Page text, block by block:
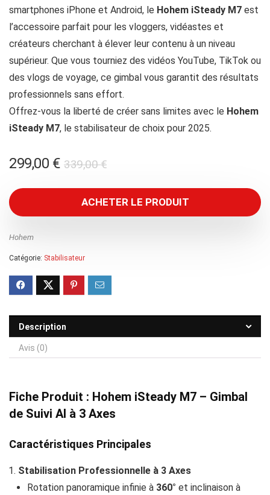
smartphones iPhone et Android, le Hohem iSteady M7 est
l’accessoire parfait pour les vloggers, vidéastes et
créateurs cherchant à élever leur contenu à un niveau
supérieur. Que vous tourniez des vidéos YouTube, TikTok ou
des vlogs de voyage, ce gimbal vous garantit des résultats
professionnels sans effort.
Offrez-vous la liberté de créer sans limites avec le Hohem
iSteady M7, le stabilisateur de choix pour 2025.
339,00€Le
initial
était :
299,00 €
Le
actuel
est :
ACHETER LE PRODUIT
Hohem
Catégorie: Stabilisateur
Description
Avis (0)
Fiche Produit : Hohem iSteady M7 – Gimbal
de Suivi AI à 3 Axes
Caractéristiques Principales
Stabilisation Professionnelle à 3 Axes
Rotation panoramique infinie à 360° et inclinaison à